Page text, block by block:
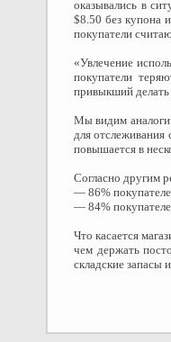
оказывались в
$8.50 без купона
покупатели
«Увлечение
покупатели
привыкший делать
Мы видим
для отслеживания
повышается в
Согласно другим
— 86%
— 84%
Что касается
чем держать
складские запасы